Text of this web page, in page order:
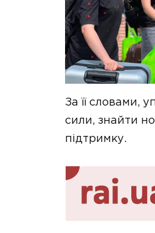
За її словами,
сили, знайти
підтримку.